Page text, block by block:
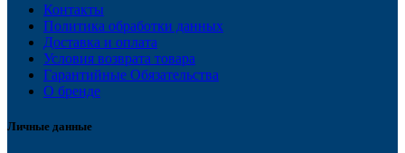
Контакты
Политика обработки данных
Доставка и оплата
Условия возврата товара
Гарантийные Обязательства
О бренде
Личные данные